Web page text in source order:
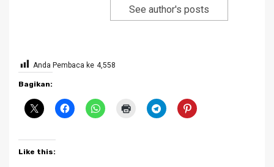
See author's posts
Anda Pembaca ke 4,558
Bagikan:
Like this: